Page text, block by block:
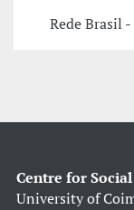
Rede Brasil
Centre for
University of